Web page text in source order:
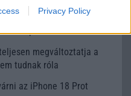
Privacy Policy
hat funkció, amely
megváltoztatja a
tudnak róla
az iPhone 18 Prot